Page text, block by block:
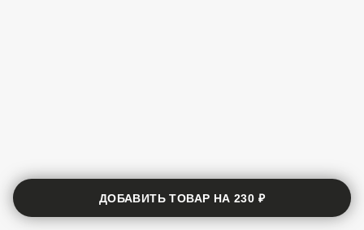
ДОБАВИТЬ ТОВАР НА230 ₽